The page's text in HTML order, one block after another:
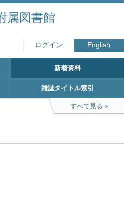
属図書館
ログイン English
新着資料
雑誌タイトル索引
すべて見る